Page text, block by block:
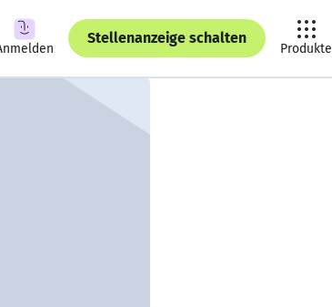
Stellenanzeige schalten
Produkte